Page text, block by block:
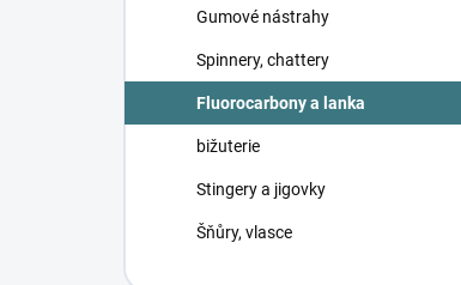
Gumové nástrahy
Spinnery, chattery
Fluorocarbony a lanka
bižuterie
Stingery a jigovky
Šňůry, vlasce